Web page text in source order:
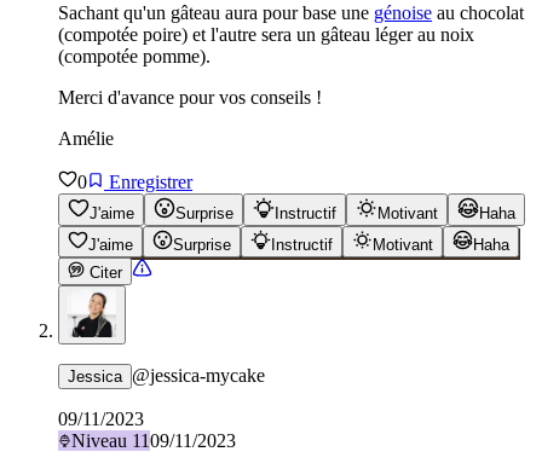
Sachant qu'un gâteau aura pour base une génoise au chocolat
(compotée poire) et l'autre sera un gâteau léger au noix
(compotée pomme).
Merci d'avance pour vos conseils !
Amélie
0 Enregistrer
J'aime Surprise Instructif Motivant
Haha
J'aime
Surprise Instructif Motivant
Haha
Citer
Jessica @jessica-mycake
09/11/2023
Niveau 1109/11/2023